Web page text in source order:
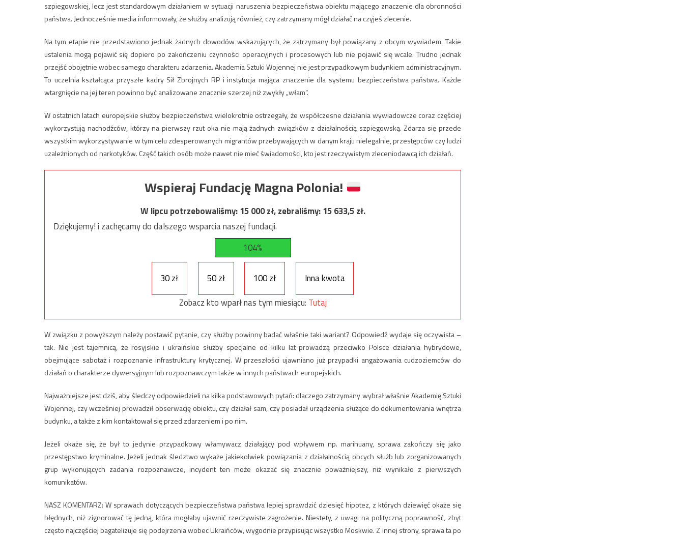
szpiegowskiej, lecz jest standardowym działaniem w sytuacji naruszenia bezpieczeństwa obiektu mającego znaczenie dla obronności
państwa. Jednocześnie media informowały, że służby analizują również, czy zatrzymany mógł działać na czyjeś zlecenie.
Na tym etapie nie przedstawiono jednak żadnych dowodów wskazujących, że zatrzymany był powiązany z obcym wywiadem. Takie
ustalenia mogą pojawić się dopiero po zakończeniu czynności operacyjnych i procesowych lub nie pojawić się wcale. Trudno jednak
przejść obojętnie wobec samego charakteru zdarzenia. Akademia Sztuki Wojennej nie jest przypadkowym budynkiem administracyjnym.
To uczelnia kształcąca przyszłe kadry Sił Zbrojnych RP i instytucja mająca znaczenie dla systemu bezpieczeństwa państwa. Każde
wtargnięcie na jej teren powinno być analizowane znacznie szerzej niż zwykły „włam”.
W ostatnich latach europejskie służby bezpieczeństwa wielokrotnie ostrzegały, że współczesne działania wywiadowcze coraz częściej
wykorzystują nachodźców, którzy na pierwszy rzut oka nie mają żadnych związków z działalnością szpiegowską. Zdarza się przede
wszystkim wykorzystywanie w tym celu zdesperowanych migrantów przebywających w danym kraju nielegalnie, przestępców czy ludzi
uzależnionych od narkotyków. Część takich osób może nawet nie mieć świadomości, kto jest rzeczywistym zleceniodawcą ich działań.
Wspieraj Fundację Magna Polonia!
W lipcu potrzebowaliśmy:15 000zł, zebraliśmy:15 633,5zł.
Dziękujemy! i zachęcamy do dalszego wsparcia naszej fundacji.
104%
30 zł 50 zł 100 zł
Inna kwota
Zobacz kto wparł nas tym miesiącu: Tutaj
W związku z powyższym należy postawić pytanie, czy służby powinny badać właśnie taki wariant? Odpowiedź wydaje się oczywista –
tak. Nie jest tajemnicą, że rosyjskie i ukraińskie służby specjalne od kilku lat prowadzą przeciwko Polsce działania hybrydowe,
obejmujące sabotaż i rozpoznanie infrastruktury krytycznej. W przeszłości ujawniano już przypadki angażowania cudzoziemców do
działań o charakterze dywersyjnym lub rozpoznawczym także w innych państwach europejskich.
Najważniejsze jest dziś, aby śledczy odpowiedzieli na kilka podstawowych pytań: dlaczego zatrzymany wybrał właśnie Akademię Sztuki
Wojennej, czy wcześniej prowadził obserwację obiektu, czy działał sam, czy posiadał urządzenia służące do dokumentowania wnętrza
budynku, a także z kim kontaktował się przed zdarzeniem i po nim.
Jeżeli okaże się, że był to jedynie przypadkowy włamywacz działający pod wpływem np. marihuany, sprawa zakończy się jako
przestępstwo kryminalne. Jeżeli jednak śledztwo wykaże jakiekolwiek powiązania z działalnością obcych służb lub zorganizowanych
grup wykonujących zadania rozpoznawcze, incydent ten może okazać się znacznie poważniejszy, niż wynikało z pierwszych
komunikatów.
NASZ KOMENTARZ: W sprawach dotyczących bezpieczeństwa państwa lepiej sprawdzić dziesięć hipotez, z których dziewięć okaże się
błędnych, niż zignorować tę jedną, która mogłaby ujawnić rzeczywiste zagrożenie. Niestety, z uwagi na polityczną poprawność, zbyt
często najczęściej bagatelizuje się podejrzenia wobec Ukraińców, wygodnie przypisując wszystko Moskwie. Z innej strony, sprawa ta po